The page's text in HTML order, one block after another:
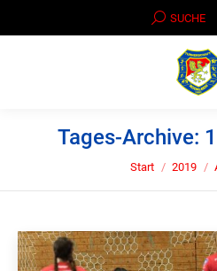
SEARCH:
SUCHE
Tages-Archive:
Sie befinden
Start 2019